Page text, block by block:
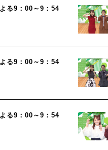
る9：00～9：54
る9：00～9：54
る9：00～9：54